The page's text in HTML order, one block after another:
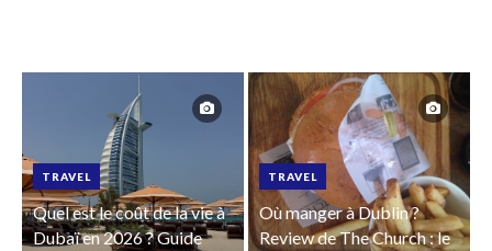
TRAVEL
Quel est le coût de la vie à
Dubaï en 2026 ? Guide
TRAVEL
Où manger à Dublin ?
Review de The Church : le